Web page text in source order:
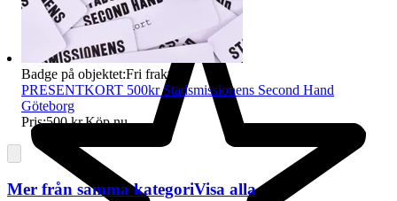
Badge på objektet:Fri frakt
PRESENTKORT 500kr Stadsmissionens Second Hand
Göteborg
Pris:500 kr,Köp nu.
Mer från samma kategoriVisa alla